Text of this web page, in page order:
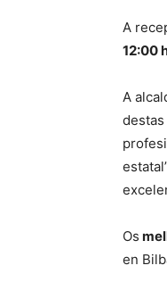
A
12:00
A
Os
en